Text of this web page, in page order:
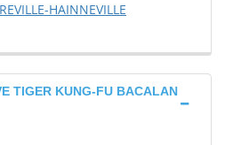
HAINNEVILLE
TIGER KUNG-FU BACALAN